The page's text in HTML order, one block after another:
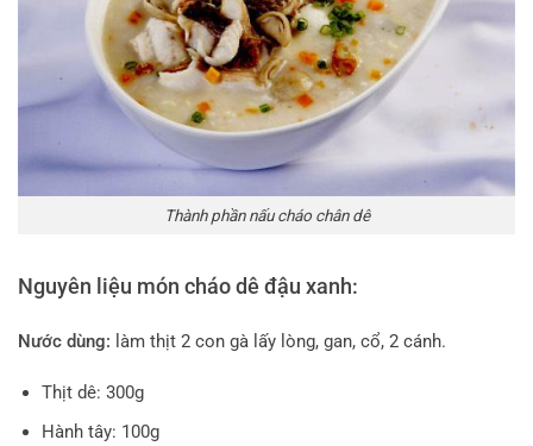
Thành phần nấu cháo chân dê
Nguyên liệu món cháo dê đậu xanh:
Nước dùng: làm thịt 2 con gà lấy lòng, gan, cổ, 2 cánh.
Thịt dê: 300g
Hành tây: 100g